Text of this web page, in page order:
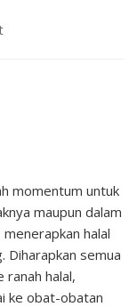
on
momentum untuk
maupun dalam
halal
Diharapkan semua
ranah halal,
ke obat-obatan